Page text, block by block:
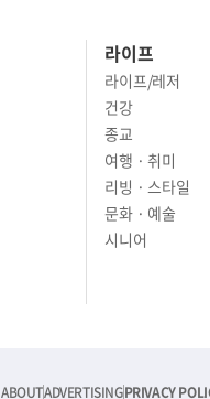
라이프
라이프/레저
건강
종교
여행 · 취미
리빙 · 스타일
문화 · 예술
시니어
ABOUTADVERTISINGPRIVACY